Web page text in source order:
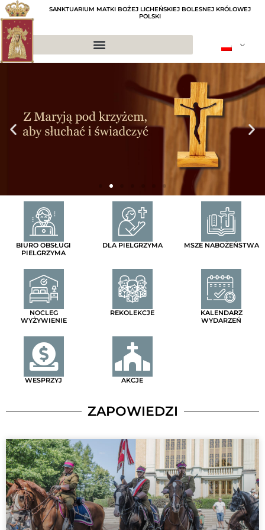
SANKTUARIUM MATKI BOŻEJ LICHEŃSKIEJ BOLESNEJ KRÓLOWEJ
POLSKI
BIURO OBSŁUGI
PIELGRZYMA
DLA PIELGRZYMA MSZE NABOŻEŃSTWA
NOCLEG
WYŻYWIENIE
REKOLEKCJE
KALENDARZ
WYDARZEŃ
WESPRZYJ AKCJE
ZAPOWIEDZI